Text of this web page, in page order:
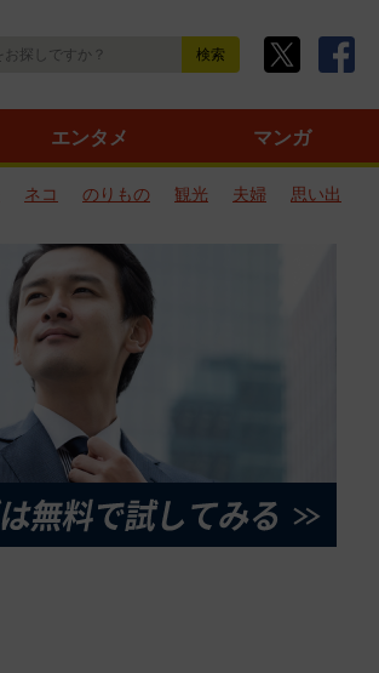
エンタメ マンガ
ネコ のりもの 観光 夫婦
思い出